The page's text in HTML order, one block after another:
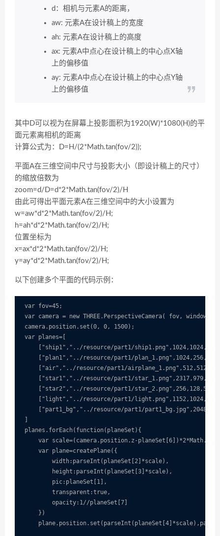
d：相机与元素A的距离，
aw: 元素A在设计稿上的宽度
ah: 元素A在设计稿上的高度
ax: 元素A中点心在设计稿上的中心点X轴
上的偏移值
ay: 元素A中点心在设计稿上的中心点Y轴
上的偏移值
其中D可以视为在屏幕上投影面积为1920(W)*1080(H)的平
面元素离相机的距离
计算公式为：D=H/(2*Math.tan(fov/2));
平面A在三维空间中尺寸与投影大小（即设计稿上的尺寸）
的缩放倍数为
zoom=d/D=d*2*Math.tan(fov/2)/H
由此可得出平面元素A在三维空间中的大小设置为
w=aw*d*2*Math.tan(fov/2)/H;
h=ah*d*2*Math.tan(fov/2)/H;
位置坐标为
x=ax*d*2*Math.tan(fov/2)/H;
y=ay*d*2*Math.tan(fov/2)/H;
以下创建多个平面的代码示例：
var fov=45;
var camera = new THREE.PerspectiveCamera( fov,
camera.position.set(0, 0, 1500);
var planes=[
["ship1","../resource/part1/
["plan1","../resource/part1/plan_1.png",1024,256,-
["air","../resource/part1/
["star1","../resource/part1/
["star2","../resource/part1/
["light","../resource/part1/
["part1_bg","../resource/part1/
planes.forEach(function(planeSet){
var scale=(camera.position.z-
    var plane=createPlane({
        width:parseInt(planeSet[2]*scale),
        height:parseInt(planeSet[3]*scale),
        pic:planeSet[1],
        transparent:true,
        opacity:1//planeSet[7]
    })